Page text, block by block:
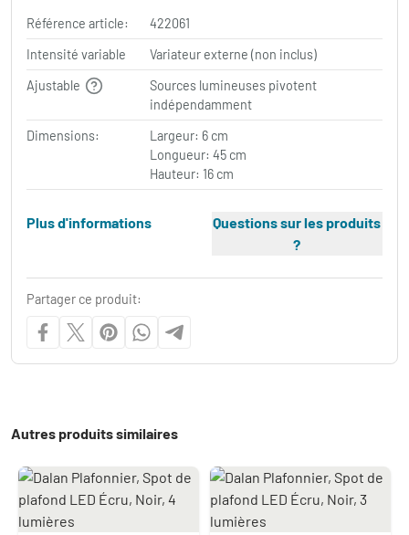
Référence article:
422061
Intensité variable
Variateur externe (non inclus)
Ajustable
Sources lumineuses pivotent
indépendamment
Dimensions:
Largeur: 6 cm
Longueur: 45 cm
Hauteur: 16 cm
Plus d'informations
Questions sur les produits
?
Partager ce produit:
Autres produits similaires